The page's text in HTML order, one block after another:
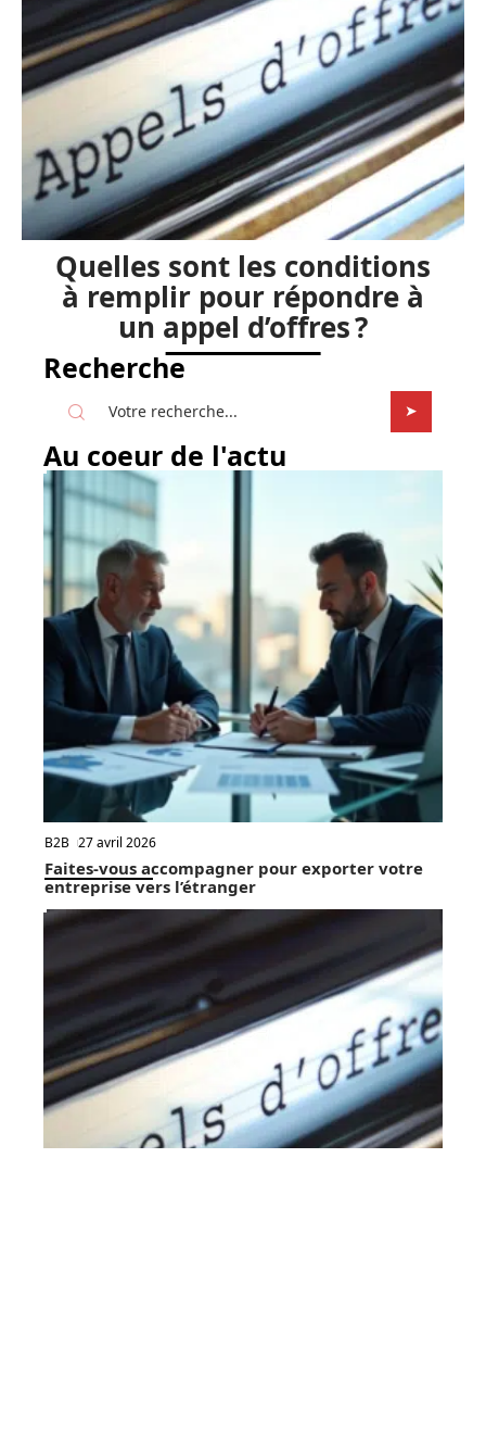
Quelles sont les conditions
à remplir pour répondre à
un appel d’offres ?
Recherche
Au coeur de l'actu
B2B 27 avril 2026
Faites-vous accompagner pour exporter votre
entreprise vers l’étranger